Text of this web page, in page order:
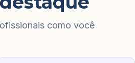
como você